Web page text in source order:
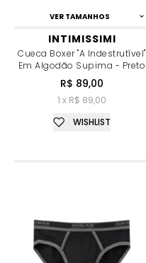
VER TAMANHOS
INTIMISSIMI
Cueca Boxer "a Indestrutível"
Em Algodão Supima - Preto
R$ 89,00
1 x R$ 89,00
WISHLIST